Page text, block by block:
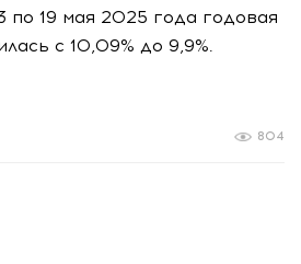
по 19 мая 2025 года годовая
с 10,09% до 9,9%.
804